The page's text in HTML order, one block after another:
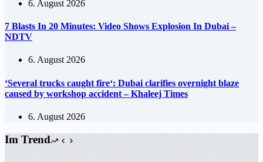
6. August 2026
7 Blasts In 20 Minutes: Video Shows Explosion In Dubai –
NDTV
6. August 2026
‘Several trucks caught fire‘: Dubai clarifies overnight blaze
caused by workshop accident – Khaleej Times
6. August 2026
Im Trend